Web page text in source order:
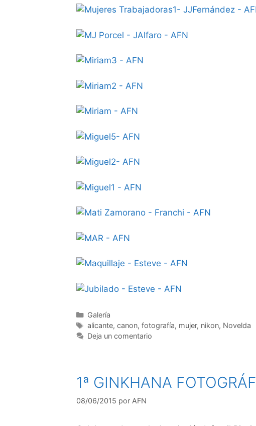
Categorías
Galería
Etiquetas
alicante, canon, fotografía, mujer, nikon, Novelda
Deja un comentario
1ª GINKHANA
08/06/2015 por AFN